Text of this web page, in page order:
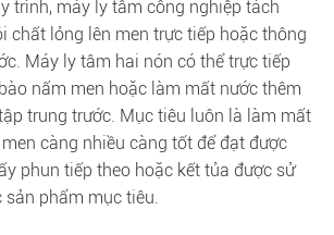
trình, máy ly tâm công nghiệp tách
chất lỏng lên men trực tiếp hoặc thông
Máy ly tâm hai nón có thể trực tiếp
nấm men hoặc làm mất nước thêm
trung trước. Mục tiêu luôn là làm mất
càng nhiều càng tốt để đạt được
phun tiếp theo hoặc kết tủa được sử
sản phẩm mục tiêu.